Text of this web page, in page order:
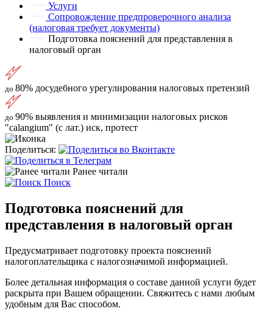
Услуги
Сопровождение предпроверочного анализа
(налоговая требует документы)
Подготовка пояснений для представления в
налоговый орган
до 80% досудебного урегулирования налоговых претензий
до 90% выявления и минимизации налоговых рисков
"calangium" (с лат.) иск, протест
Поделиться:
Ранее читали
Поиск
Подготовка пояснений для
представления в налоговый орган
Предусматривает подготовку проекта пояснений
налогоплательщика с налогозначимой информацией.
Более детальная информация о составе данной услуги будет
раскрыта при Вашем обращении. Свяжитесь с нами любым
удобным для Вас способом.